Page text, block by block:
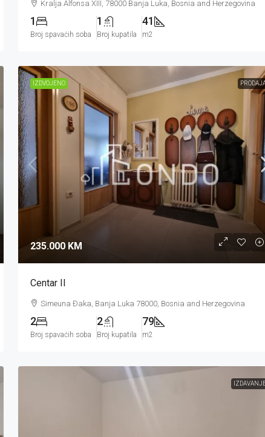
Kralja Alfonsa XIII, 78000 Banja Luka, Bosnia and Herzegovina
1
Broj spavaćih soba
1
Broj kupatila
41
m2
IZDVOJENO
235.000 KM
Centar II
Simeuna Đaka, Banja Luka 78000, Bosnia and Herzegovina
2
Broj spavaćih soba
2
Broj kupatila
79
m2